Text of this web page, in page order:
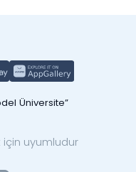
Üniversite”
uyumludur